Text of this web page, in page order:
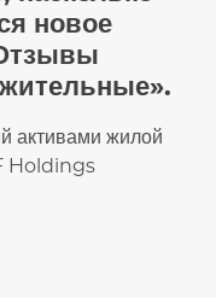
новое
активами жилой
Holdings